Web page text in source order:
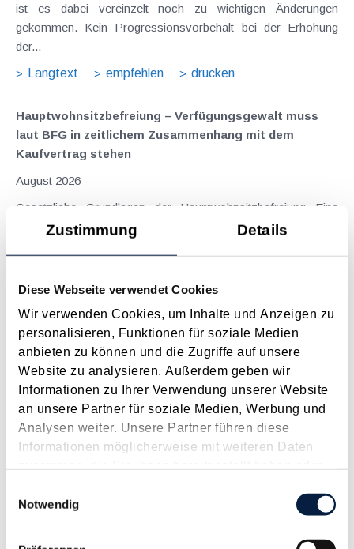
Zustimmung Details
Diese Webseite verwendet Cookies
Wir verwenden Cookies, um Inhalte und Anzeigen zu
personalisieren, Funktionen für soziale Medien
anbieten zu können und die Zugriffe auf unsere
Website zu analysieren. Außerdem geben wir
Informationen zu Ihrer Verwendung unserer Website
an unsere Partner für soziale Medien, Werbung und
Analysen weiter. Unsere Partner führen diese
Informationen möglicherweise mit weiteren Daten
gesammelt haben.
Notwendig
ist es dabei vereinzelt noch zu wichtigen Änderungen
gekommen. Kein Progressionsvorbehalt bei der Erhöhung
der...
Langtext
empfehlen drucken
Hauptwohnsitz​­befreiung – Verfügungsgewalt muss
laut BFG in zeitlichem Zusammenhang mit dem
Kaufvertrag stehen
August 2026
Gesetzliche Grundlagen der Hauptwohnsitzbefreiung Eine
Ausnahme von der bei privaten Grundstücksveräußerungen
Hauptwohnsitzbefreiung erfüllt sind....
Langtext
empfehlen drucken
Tagesgelder auch bei eintägiger Reise ohne
Nächtigung
August 2026
Problemstellung und rechtlicher Hintergrund Tagesgelder
sollen Verpflegungsmehraufwendungen ausgleichen, welche
typischerweise stellt sich das Problem in der...